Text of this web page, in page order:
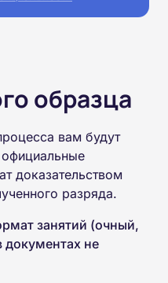
образца
вам будут
доказательством
разряда.
занятий (очный,
документах не